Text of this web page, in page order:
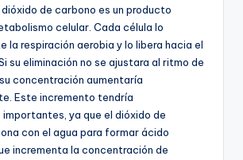
de carbono es un producto
celular. Cada célula lo
la respiración aerobia y lo libera hacia el
su eliminación no se ajustara al ritmo de
concentración aumentaría
Este incremento tendría
ya que el dióxido de
con el agua para formar ácido
incrementa la concentración de